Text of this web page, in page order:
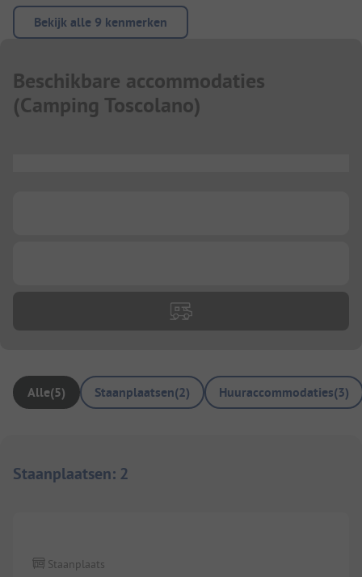
Bekijk alle 9 kenmerken
Beschikbare accommodaties
(Camping Toscolano)
Alle(5) Staanplaatsen(2) Huuraccommodaties(3)
Staanplaatsen: 2
Staanplaats